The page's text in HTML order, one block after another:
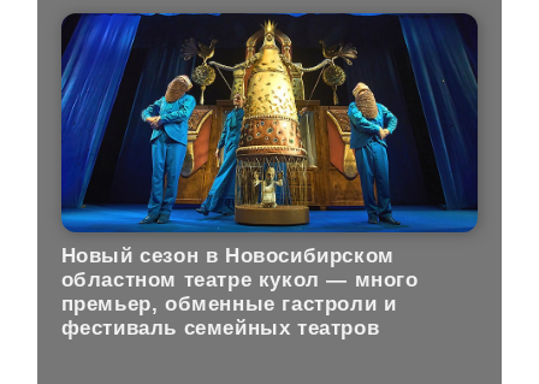
Новый сезон в Новосибирском
областном театре кукол — много
премьер, обменные гастроли и
фестиваль семейных театров